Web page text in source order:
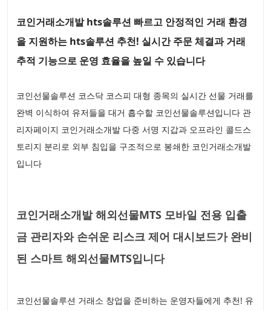
코인거래소개발 hts솔루션 빠르고 안정적인 거래 환경
을 지원하는 hts솔루션 추천! 실시간 주문 체결과 거래
추적 기능으로 운영 효율을 높일 수 있습니다
코인선물솔루션 코스닥 코스피 대형 종목의 실시간 선물 거래를
완벽 이식하여 유저들을 대거 흡수할 코인선물솔루션입니다 관
리자페이지 코인거래소개발 다중 서명 지갑과 오프라인 콜드스
토리지 분리로 외부 침입을 구조적으로 봉쇄한 코인거래소개발
입니다
코인거래소개발 해외선물MTS 모바일 전용 입출
금 관리자와 손쉬운 리스크 제어 대시보드가 완비
된 스마트 해외선물MTS입니다
코인선물솔루션 거래소 창업을 준비하는 운영자들에게 추천! 유